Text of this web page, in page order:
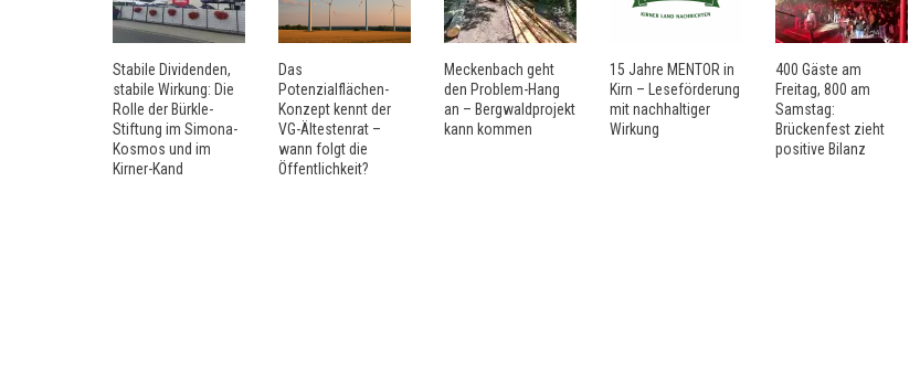
Stabile Dividenden,
stabile Wirkung: Die
Rolle der Bürkle-
Stiftung im Simona-
Kosmos und im
Kirner-Kand
Das
Potenzialflächen-
Konzept kennt der
VG-Ältestenrat –
wann folgt die
Öffentlichkeit?
Meckenbach geht
den Problem-Hang
an – Bergwaldprojekt
kann kommen
15 Jahre MENTOR in
Kirn – Leseförderung
mit nachhaltiger
Wirkung
400 Gäste am
Freitag, 800 am
Samstag:
Brückenfest zieht
positive Bilanz